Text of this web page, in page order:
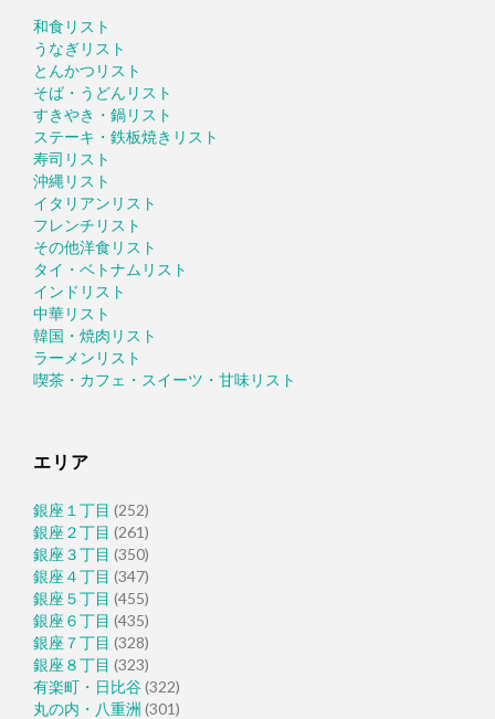
和食リスト
うなぎリスト
とんかつリスト
そば・うどんリスト
すきやき・鍋リスト
ステーキ・鉄板焼きリスト
寿司リスト
沖縄リスト
イタリアンリスト
フレンチリスト
その他洋食リスト
タイ・ベトナムリスト
インドリスト
中華リスト
韓国・焼肉リスト
ラーメンリスト
喫茶・カフェ・スイーツ・甘味リスト
エリア
銀座１丁目 (252)
銀座２丁目 (261)
銀座３丁目 (350)
銀座４丁目 (347)
銀座５丁目 (455)
銀座６丁目 (435)
銀座７丁目 (328)
銀座８丁目 (323)
有楽町・日比谷(322)
丸の内・八重洲 (301)